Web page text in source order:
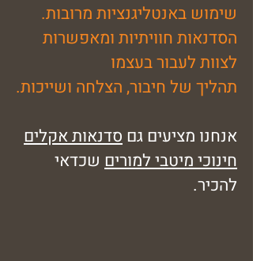
שימוש באנטליגנציות מרובות.
הסדנאות חוויתיות ומאפשרות
לצוות לעבור בעצמו
תהליך של חיבור, הצלחה ושייכות.
אנחנו מציעים גם סדנאות אקלים
חינוכי מיטבי למורים שכדאי
להכיר.